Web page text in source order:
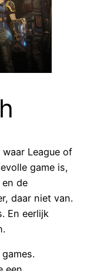
League of
game is,
de
daar niet van.
En eerlijk